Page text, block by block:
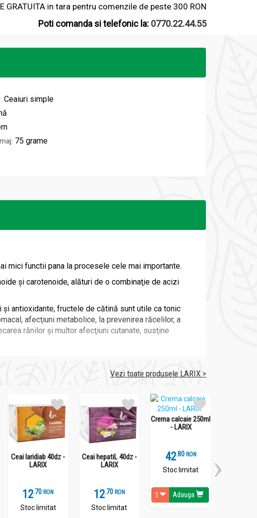
GRATUITA in tara pentru comenzile de peste 300 RON
Poti comanda si telefonic la: 0770.22.44.55
Ceaiuri simple
75 grame
mici functii pana la procesele cele mai importante.
şi carotenoide, alături de o combinaţie de acizi
antioxidante, fructele de cătină sunt utile ca tonic
afecţiuni metabolice, la prevenirea răcelilor, a
rănilor şi multor afecţiuni cutanate, susţine
la șoarecii tineri (< 3 luni) și bătrâni (> 17 luni).
Vezi toate produsele LARIX >
Ceai laridiab 40dz -
LARIX
12.7 RON
Stoc limitat
Ceai hepatiL 40dz -
LARIX
12.7 RON
Stoc limitat
Crema calcaie 250ml
- LARIX
42.8 RON
Stoc limitat
Adauga